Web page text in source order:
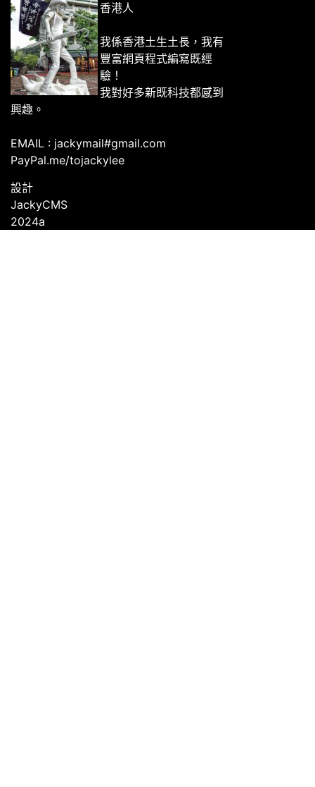
香港人
我係香港土生土長，我有
豐富網頁程式編寫既經
驗！
我對好多新既科技都感到
興趣。
EMAIL : jackymail#gmail.com
PayPal.me/tojackylee
設計
JackyCMS
2024a